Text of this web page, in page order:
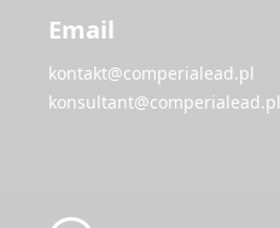
Email
kontakt@comperialead.pl
konsultant@comperialead.pl